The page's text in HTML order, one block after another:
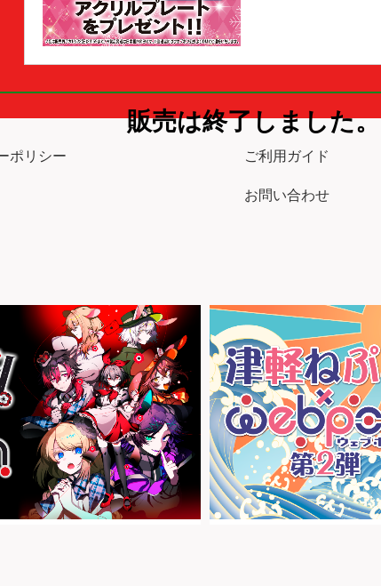
販売は終了しました。
ポリシー ご利用ガイド
お問い合わせ